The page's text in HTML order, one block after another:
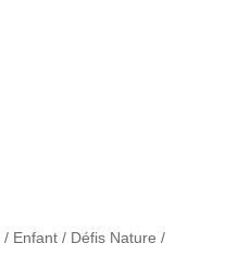
/ Enfant / Défis Nature /